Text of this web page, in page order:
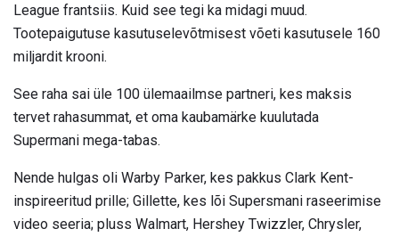
League frantsiis. Kuid see tegi ka midagi muud.
Tootepaigutuse kasutuselevõtmisest võeti kasutusele 160
miljardit krooni.
See raha sai üle 100 ülemaailmse partneri, kes maksis
tervet rahasummat, et oma kaubamärke kuulutada
Supermani mega-tabas.
Nende hulgas oli Warby Parker, kes pakkus Clark Kent-
inspireeritud prille; Gillette, kes lõi Supersmani raseerimise
video seeria; pluss Walmart, Hershey Twizzler, Chrysler,